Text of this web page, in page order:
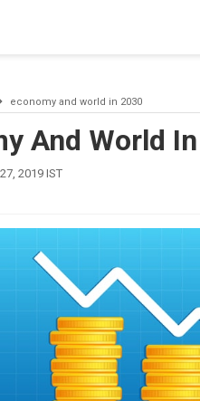
establishing a
(provider: Named
economy and world in 2030
And World
2019 IST